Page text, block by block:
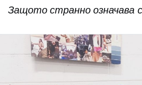
Защото странно означава